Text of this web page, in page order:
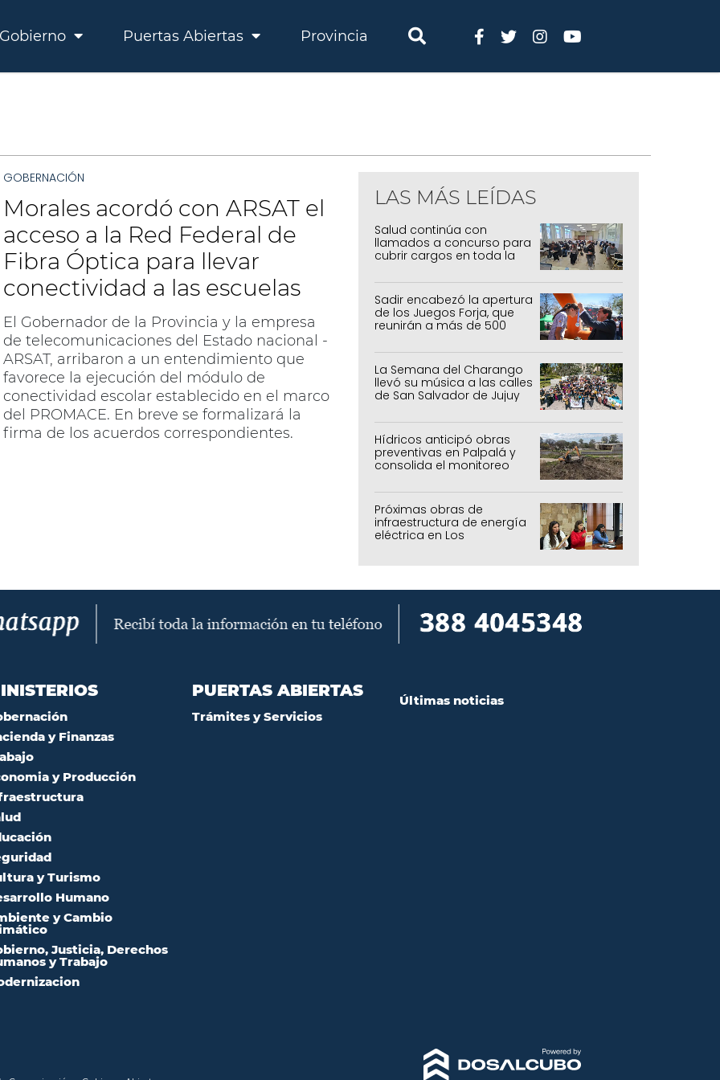
Gobierno Puertas Abiertas Provincia
GOBERNACIÓN
Morales acordó con ARSAT el
acceso a la Red Federal de
Fibra Óptica para llevar
conectividad a las escuelas
El Gobernador de la Provincia y la empresa
de telecomunicaciones del Estado nacional -
ARSAT, arribaron a un entendimiento que
favorece la ejecución del módulo de
conectividad escolar establecido en el marco
del PROMACE. En breve se formalizará la
firma de los acuerdos correspondientes.
LAS MÁS LEÍDAS
Salud continúa con
llamados a concurso para
cubrir cargos en toda la
Sadir encabezó la apertura
de los Juegos Forja, que
reunirán a más de 500
La Semana del Charango
llevó su música a las calles
de San Salvador de Jujuy
Hídricos anticipó obras
preventivas en Palpalá y
consolida el monitoreo
Próximas obras de
infraestructura de energía
eléctrica en Los
y Finanzas
y Producción
y Turismo
Humano
y Cambio
Justicia, Derechos
y Trabajo
PUERTAS ABIERTAS
Trámites y Servicios
Últimas noticias